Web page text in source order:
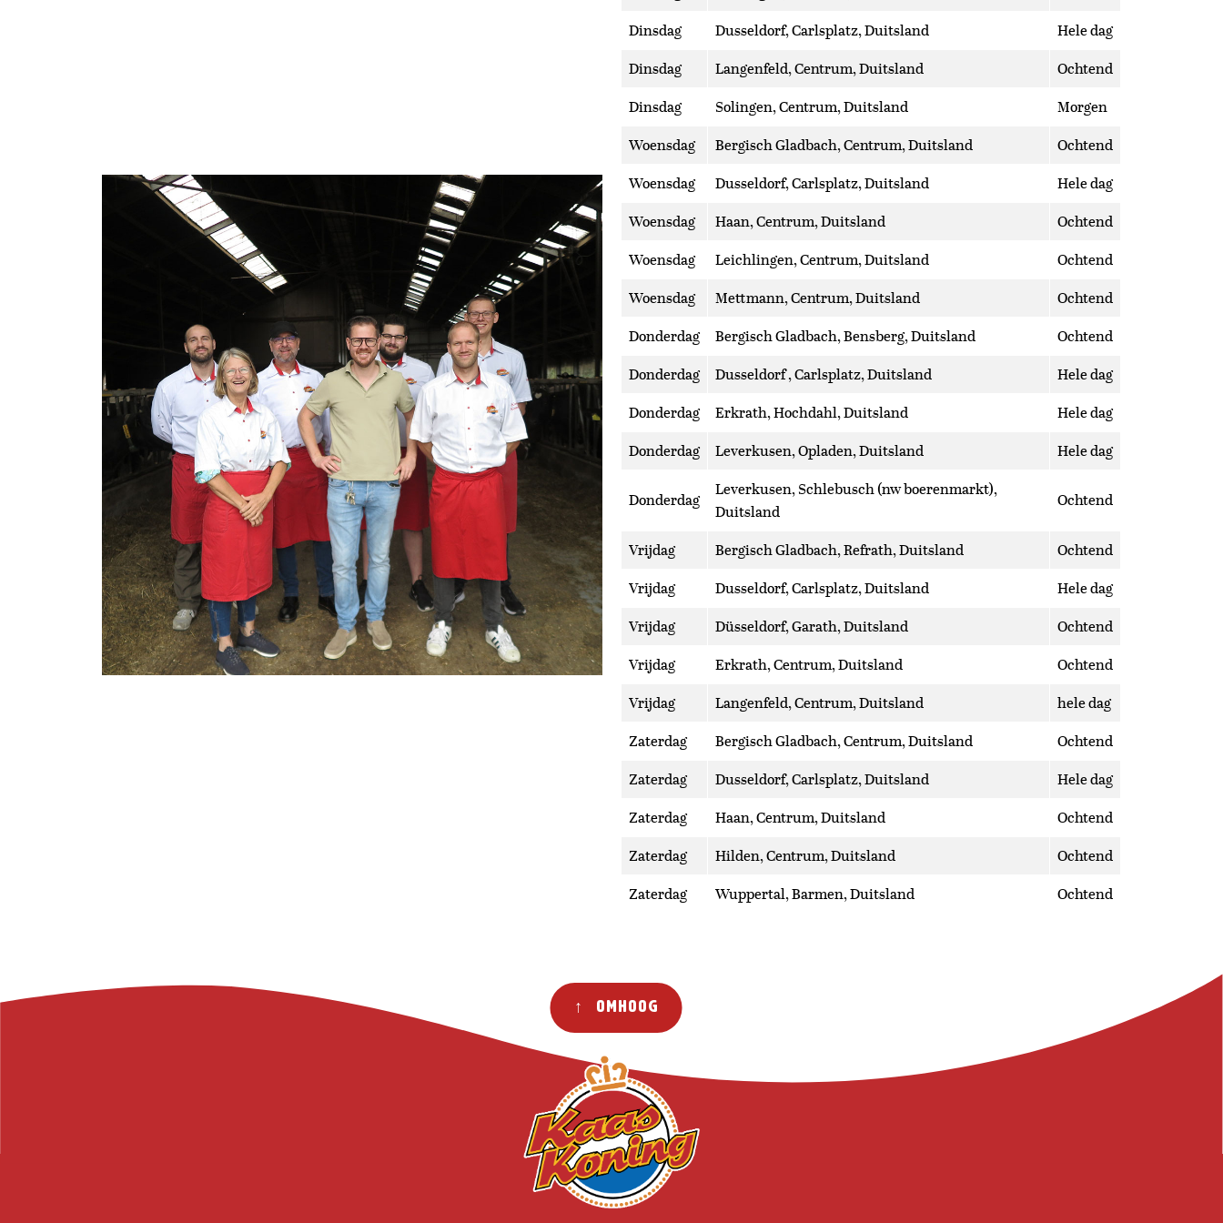
Dinsdag
Dusseldorf, Carlsplatz, Duitsland
Hele dag
Dinsdag
Langenfeld, Centrum, Duitsland
Ochtend
Dinsdag
Solingen, Centrum, Duitsland
Morgen
Woensdag
Bergisch Gladbach, Centrum, Duitsland
Ochtend
Woensdag
Dusseldorf, Carlsplatz, Duitsland
Hele dag
Woensdag
Haan, Centrum, Duitsland
Ochtend
Woensdag
Leichlingen, Centrum, Duitsland
Ochtend
Woensdag
Mettmann, Centrum, Duitsland
Ochtend
Donderdag
Bergisch Gladbach, Bensberg, Duitsland
Ochtend
Donderdag
Dusseldorf , Carlsplatz, Duitsland
Hele dag
Donderdag
Erkrath, Hochdahl, Duitsland
Hele dag
Donderdag
Leverkusen, Opladen, Duitsland Hele dag
Donderdag
Leverkusen, Schlebusch (nw boerenmarkt),
Duitsland
Ochtend
Vrijdag Bergisch Gladbach, Refrath, Duitsland
Ochtend
Vrijdag
Dusseldorf, Carlsplatz, Duitsland
Hele dag
Vrijdag
Düsseldorf, Garath, Duitsland
Ochtend
Vrijdag
Erkrath, Centrum, Duitsland
Ochtend
Vrijdag
Langenfeld, Centrum, Duitsland
hele dag
Zaterdag
Bergisch Gladbach, Centrum, Duitsland
Ochtend
Zaterdag
Dusseldorf, Carlsplatz, Duitsland
Hele dag
Zaterdag
Haan, Centrum, Duitsland
Ochtend
Zaterdag
Hilden, Centrum, Duitsland
Ochtend
Zaterdag
Wuppertal, Barmen, Duitsland Ochtend
↑ Omhoog